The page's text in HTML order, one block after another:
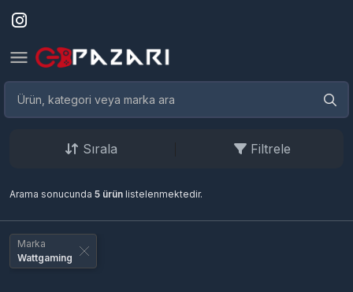
Sırala Filtrele
Arama sonucunda 5 ürün listelenmektedir.
Marka
Wattgaming